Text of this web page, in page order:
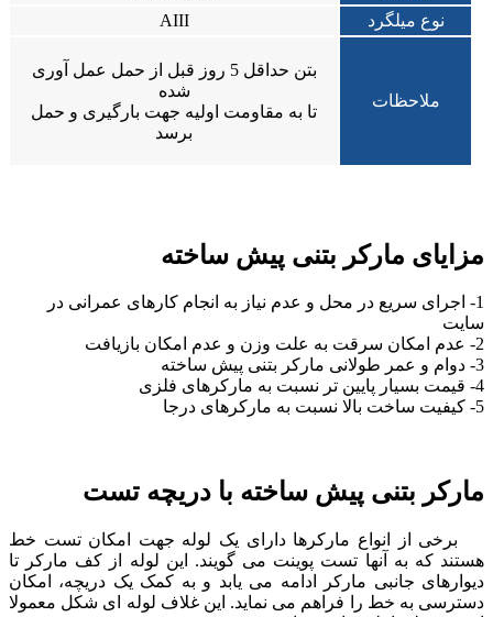
نوع میلگرد
AIII
ملاحظات
بتن حداقل 5 روز قبل از حمل عمل آوری
شده
تا به مقاومت اولیه جهت بارگیری و حمل
برسد
مزایای مارکر بتنی پیش ساخته
1- اجرای سریع در محل و عدم نیاز به انجام کارهای عمرانی در
سایت
2- عدم امکان سرقت به علت وزن و عدم امکان بازیافت
3- دوام و عمر طولانی مارکر بتنی پیش ساخته
4- قیمت بسیار پایین تر نسبت به مارکرهای فلزی
5- کیفیت ساخت بالا نسبت به مارکرهای درجا
مارکر بتنی پیش ساخته با دریچه تست
برخی از انواع مارکرها دارای یک لوله جهت امکان تست خط
هستند که به آنها تست پوینت می گویند. این لوله از کف مارکر تا
دیوارهای جانبی مارکر ادامه می یابد و به کمک یک دریچه، امکان
دسترسی به خط را فراهم می نماید. این غلاف لوله ای شکل معمولا